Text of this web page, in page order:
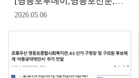
2026.05.06